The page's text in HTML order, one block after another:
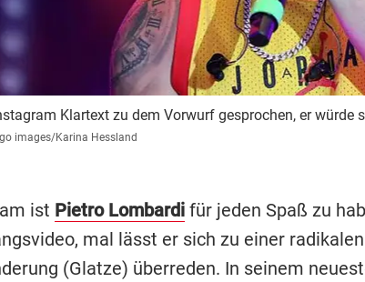
Klartext zu dem Vorwurf gesprochen, er würde
images/Karina Hessland
ist Pietro Lombardi für jeden Spaß zu
mal lässt er sich zu einer radikalen
(Glatze) überreden. In seinem